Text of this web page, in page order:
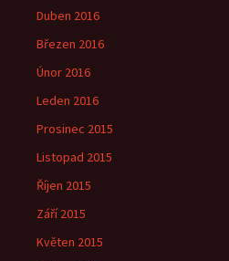
Duben 2016
Březen 2016
Únor 2016
Leden 2016
Prosinec 2015
Listopad 2015
Říjen 2015
Září 2015
Květen 2015